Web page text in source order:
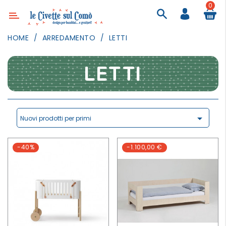
Categoria
ILLUMINAZIONE
TESSILI
GIOCHI
0
HOME ARREDAMENTO LETTI
LETTI
Nuovi prodotti per primi 
-40% -1.100,00 €